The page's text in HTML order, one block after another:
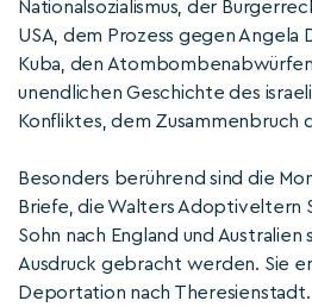
Nationalsozialismus, der
USA, dem Prozess gegen Angela
Kuba, den
unendlichen Geschichte des
Konfliktes, dem Zusammenbruch
Besonders berührend sind die
Briefe, die Walters Adoptiveltern
Sohn nach England und Australien
Ausdruck gebracht werden. Sie
Deportation nach Theresienstadt.